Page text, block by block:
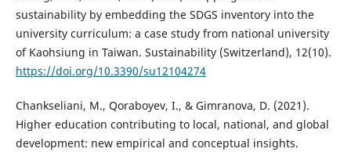
sustainability by embedding the SDGS inventory into the
university curriculum: a case study from national university
of Kaohsiung in Taiwan. Sustainability (Switzerland), 12(10).
https://doi.org/10.3390/su12104274
Chankseliani, M., Qoraboyev, I., & Gimranova, D. (2021).
Higher education contributing to local, national, and global
development: new empirical and conceptual insights.